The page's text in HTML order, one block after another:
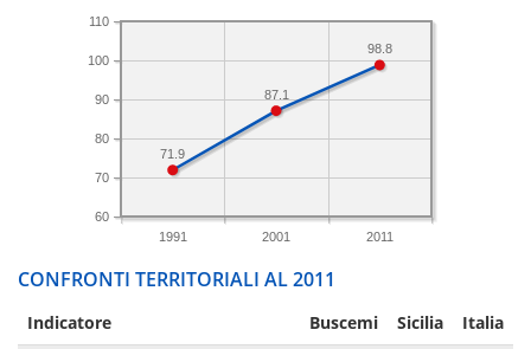
1991 2001 2011
60
70
80
90
100
110
98.8
87.1
71.9
CONFRONTI TERRITORIALI AL 2011
Indicatore Buscemi Sicilia Italia